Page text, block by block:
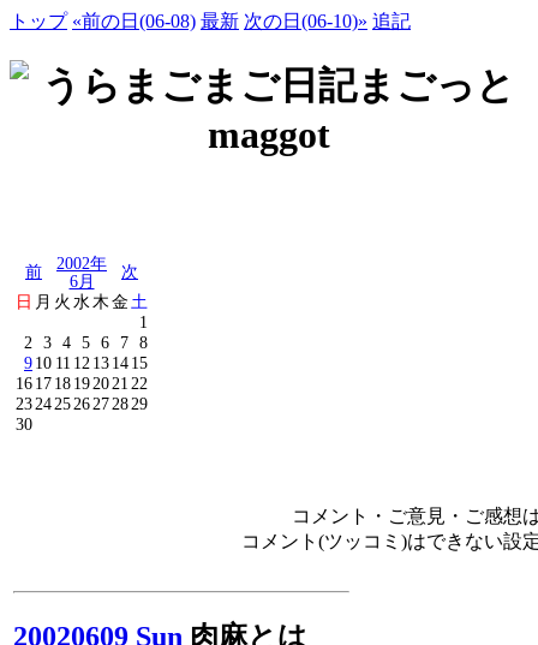
トップ «前の日(06-08) 最新 次の日(06-10)» 追記
前
2002年
6月
次
日 月 火 水 木金 土
1
2
3 4 5 6 7 8
910 11 12 131415
161718192021 22
23242526272829
30
コメント・ご意見・ご感想
コメント(ツッコミ)はできない設
20020609 Sun 肉麻とは